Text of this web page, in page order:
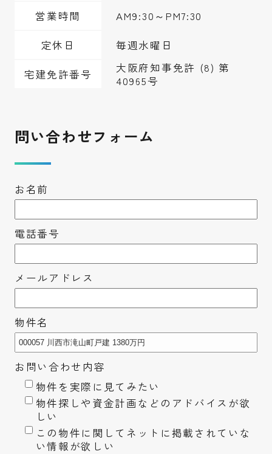
営業時間 AM9:30～PM7:30
定休日 毎週水曜日
宅建免許番号
大阪府知事免許 (8) 第
40965号
問い合わせフォーム
お名前
電話番号
メールアドレス
物件名
お問い合わせ内容
物件を実際に見てみたい
物件探しや資金計画などのアドバイスが欲
しい
この物件に関してネットに掲載されていな
い情報が欲しい